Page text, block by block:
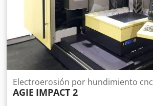
Electroerosión por hundimiento cnc
AGIE IMPACT 2